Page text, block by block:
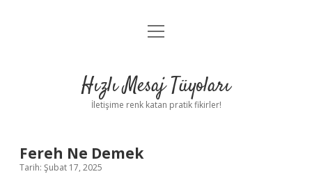
Anasayfa
Yasal Uyarı
menüyü
Hızlı Mesaj Tüyoları
İletişime renk katan pratik fikirler!
Fereh Ne Demek
Tarih: Şubat 17, 2025